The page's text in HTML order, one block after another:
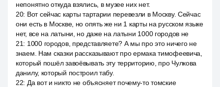
непонятно откуда взялись, в музее них нет.
20: Вот сейчас карты тартарии перевезли в Москву. Сейчас
они есть в Москве, но опять же ни 1 карты на русском языке
нет, все на латыни, но даже на латыни 1000 городов не
21: 1000 городов, представляете? А мы про это ничего не
знаем. Нам сказки рассказывают про ермака тимофеевича,
который пошёл завоёвывать эту территорию, про Чулкова
данилу, который построил табу.
22: Да вот и никто не объясняет почему-то томские